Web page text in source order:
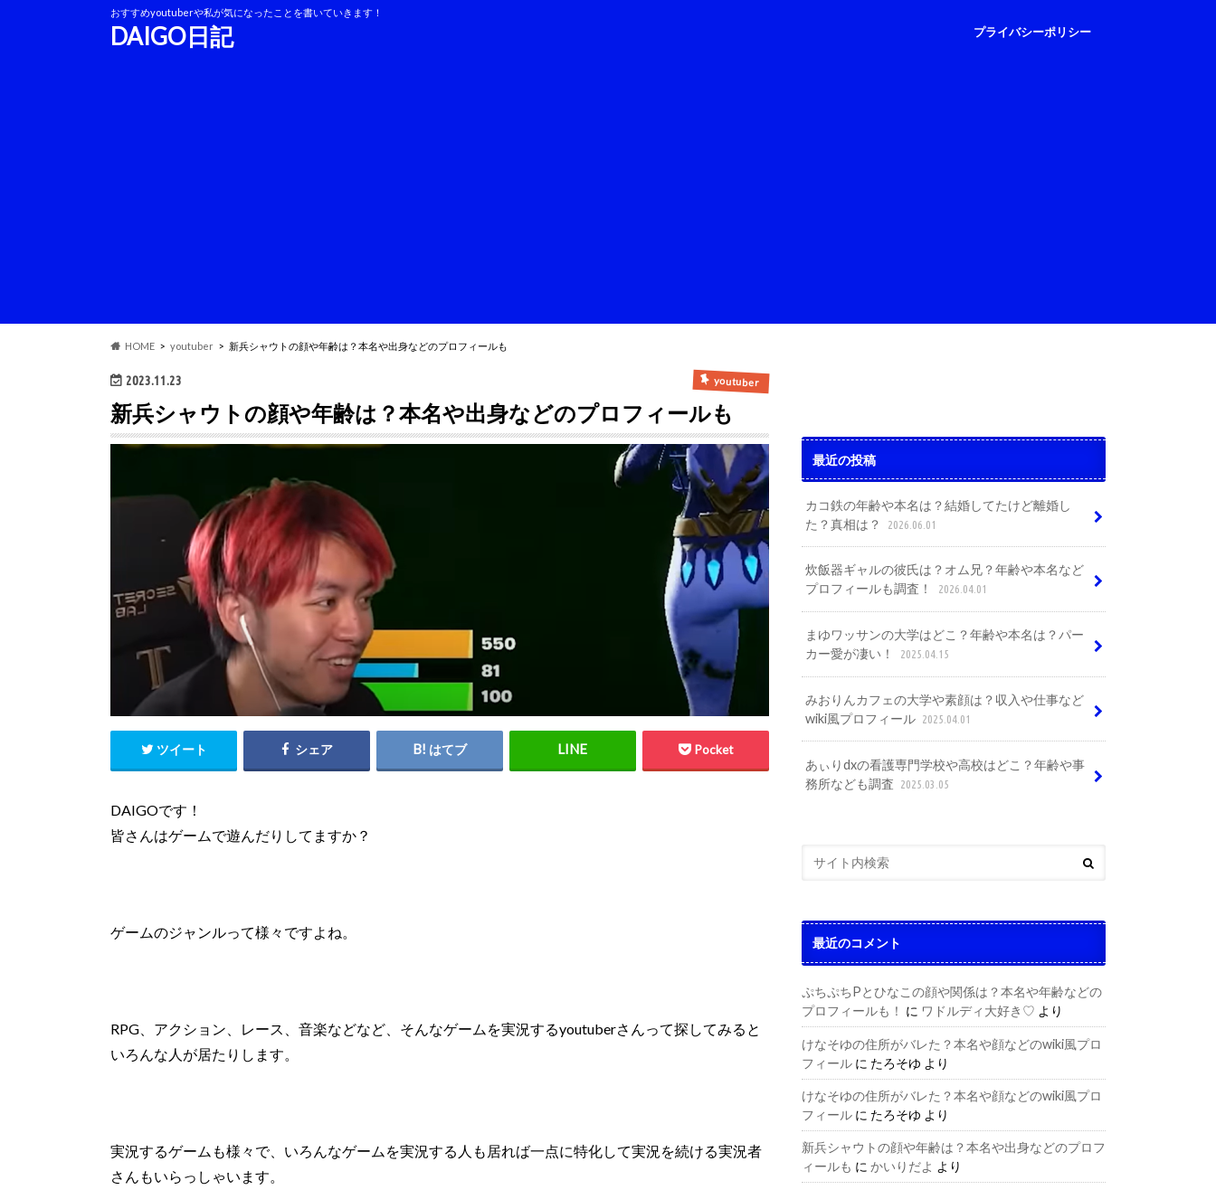
おすすめyoutuberや私が気になったことを書いていきます！
DAIGO日記 プライバシーポリシー
HOME youtuber 新兵シャウトの顔や年齢は？本名や出身などのプロフィールも
2023.11.23 youtuber
新兵シャウトの顔や年齢は？本名や出身などのプロフィールも
ツイート シェア はてブ Pocket
DAIGOです！
皆さんはゲームで遊んだりしてますか？
ゲームのジャンルって様々ですよね。
RPG、アクション、レース、音楽などなど、そんなゲームを実況するyoutuberさんって探してみると
いろんな人が居たりします。
実況するゲームも様々で、いろんなゲームを実況する人も居れば一点に特化して実況を続ける実況者
さんもいらっしゃいます。
最近の投稿
カコ鉄の年齢や本名は？結婚してたけど離婚し
た？真相は？
2026.06.01
炊飯器ギャルの彼氏は？オム兄？年齢や本名など
プロフィールも調査！
2026.04.01
まゆワッサンの大学はどこ？年齢や本名は？パー
カー愛が凄い！
2025.04.15
みおりんカフェの大学や素顔は？収入や仕事など
wiki風プロフィール 2025.04.01
あぃりdxの看護専門学校や高校はどこ？年齢や事
務所なども調査
2025.03.05
最近のコメント
ぷちぷちPとひなこの顔や関係は？本名や年齢などの
プロフィールも！ に ワドルディ大好き♡ より
けなそゆの住所がバレた？本名や顔などのwiki風プロ
フィール に たろそゆ より
けなそゆの住所がバレた？本名や顔などのwiki風プロ
フィール に たろそゆ より
新兵シャウトの顔や年齢は？本名や出身などのプロフ
ィールも に かいりだよ より